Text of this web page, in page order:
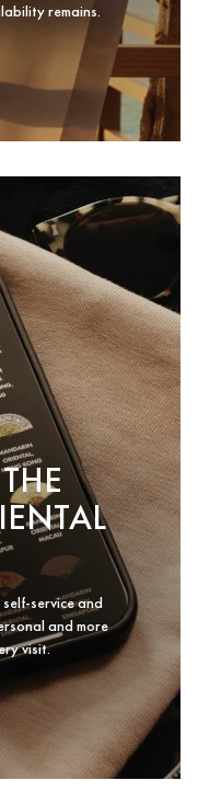
remains.
service and
and more
visit.